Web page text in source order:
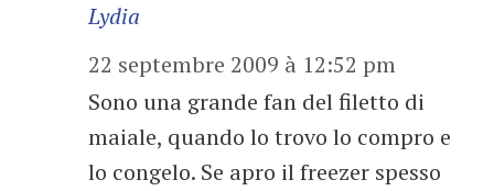
Lydia
22 septembre 2009 à 12:52 pm
Sono una grande fan del filetto di
maiale, quando lo trovo lo compro e
lo congelo. Se apro il freezer spesso